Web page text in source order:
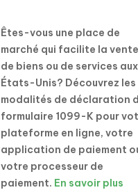
Êtes-vous une place de
marché qui facilite la vente
de biens ou de services aux
États-Unis? Découvrez les
modalités de déclaration
formulaire 1099-K pour
plateforme en ligne, votre
application de paiement
votre processeur de
paiement. En savoir plus